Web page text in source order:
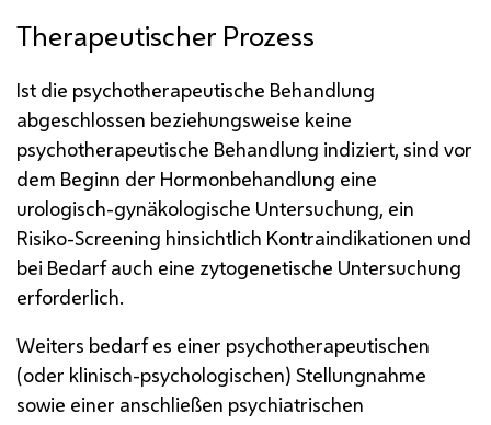
Therapeutischer Prozess
Ist die psychotherapeutische Behandlung
abgeschlossen beziehungsweise keine
psychotherapeutische Behandlung indiziert, sind vor
dem Beginn der Hormonbehandlung eine
urologisch-gynäkologische Untersuchung, ein
Risiko-Screening hinsichtlich Kontraindikationen und
bei Bedarf auch eine zytogenetische Untersuchung
erforderlich.
Weiters bedarf es einer psychotherapeutischen
(oder klinisch-psychologischen) Stellungnahme
sowie einer anschließen psychiatrischen